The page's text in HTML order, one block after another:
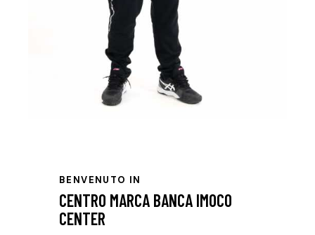
BENVENUTO IN
CENTRO MARCA BANCA IMOCO
CENTER